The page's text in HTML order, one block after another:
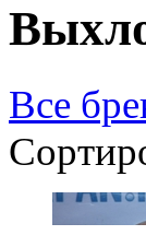
Все